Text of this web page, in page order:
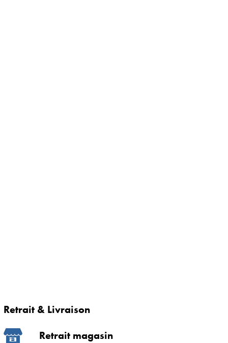
Retrait & Livraison
Retrait magasin